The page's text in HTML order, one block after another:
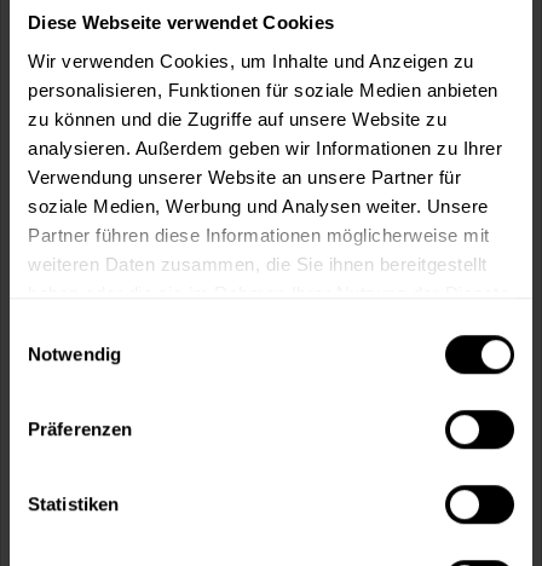
Diese Webseite verwendet Cookies
Wir verwenden Cookies, um Inhalte und Anzeigen zu
personalisieren, Funktionen für soziale Medien anbieten
zu können und die Zugriffe auf unsere Website zu
analysieren. Außerdem geben wir Informationen zu Ihrer
Verwendung unserer Website an unsere Partner für
soziale Medien, Werbung und Analysen weiter. Unsere
Partner führen diese Informationen möglicherweise mit
weiteren Daten zusammen, die Sie ihnen bereitgestellt
Notwendig
Präferenzen
Statistiken
In denWarenkorb
Merken Fragen zum Artikel?
Artikel-Nr.: BX0990WEISS
Kostenloser Versand ab 60 EUR